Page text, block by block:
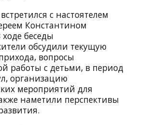
с настоятелем
Константином
ходе беседы
обсудили текущую
вопросы
работы с детьми, в период
организацию
мероприятий для
наметили перспективы